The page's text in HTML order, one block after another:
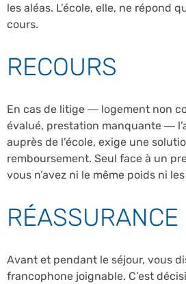
les aléas. L’école, elle, ne répond
cours.
RECOURS
En cas de litige — logement non
évalué, prestation manquante —
auprès de l’école, exige une
remboursement. Seul face à un
vous n’avez ni le même poids ni
RÉASSURANCE
Avant et pendant le séjour, vous
francophone joignable. C’est